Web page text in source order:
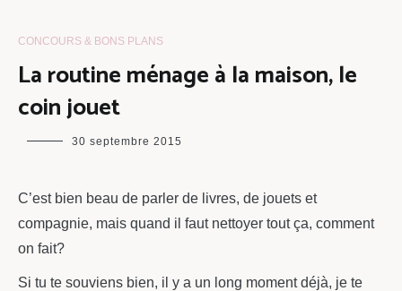
CONCOURS & BONS PLANS
La routine ménage à la maison, le
coin jouet
maman
30 septembre 2015
C’est bien beau de parler de livres, de jouets et
compagnie, mais quand il faut nettoyer tout ça, comment
on fait?
Si tu te souviens bien, il y a un long moment déjà, je te